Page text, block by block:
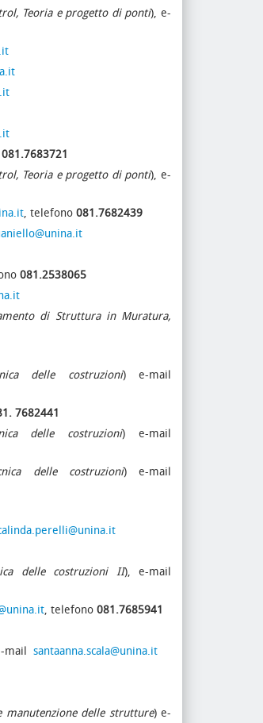
Teoria e progetto di ponti), e-
081.7683721
Teoria e progetto di ponti), e-
, telefono 081.7682439
081.2538065
di Struttura in Muratura,
delle costruzioni) e-mail
7682441
delle costruzioni) e-mail
delle costruzioni) e-mail
delle costruzioni II), e-mail
, telefono 081.7685941
mail santaanna.scala@unina.it
manutenzione delle strutture) e-